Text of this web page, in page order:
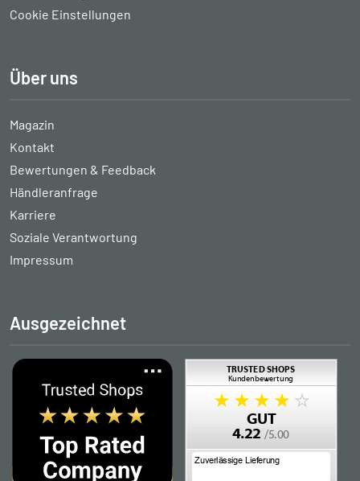
Cookie Einstellungen
Über uns
Magazin
Kontakt
Bewertungen & Feedback
Händleranfrage
Karriere
Soziale Verantwortung
Impressum
Ausgezeichnet